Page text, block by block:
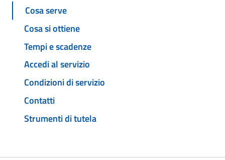
Cosa serve
Cosa si ottiene
Tempi e scadenze
Accedi al servizio
Condizioni di servizio
Contatti
Strumenti di tutela